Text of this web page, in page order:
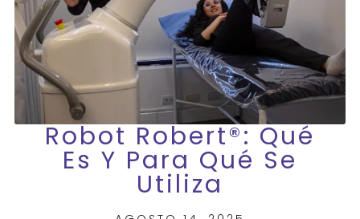
Robot Robert®: Qué
Es Y Para Qué Se
Utiliza